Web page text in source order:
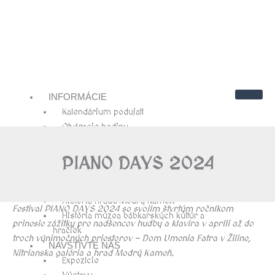
INFORMÁCIE
Kalendárium podujatí
Otváracie hodiny
Kontakty
Návštevnícky poriadok
História hradu Modrý Kameň
História múzea bábkarských kultúr a
hračiek
NAVŠTÍVTE NÁS
Expozície
PIANO DAYS 2024
Festival PIANO DAYS 2024 so svojím štvrtým ročníkom
prinesie zážitky pre nadšencov hudby a klavíra v apríli až do
troch výnimočných priestorov – Dom Umenia Fatra v Žiline,
Nitrianska galéria a hrad Modrý Kameň.